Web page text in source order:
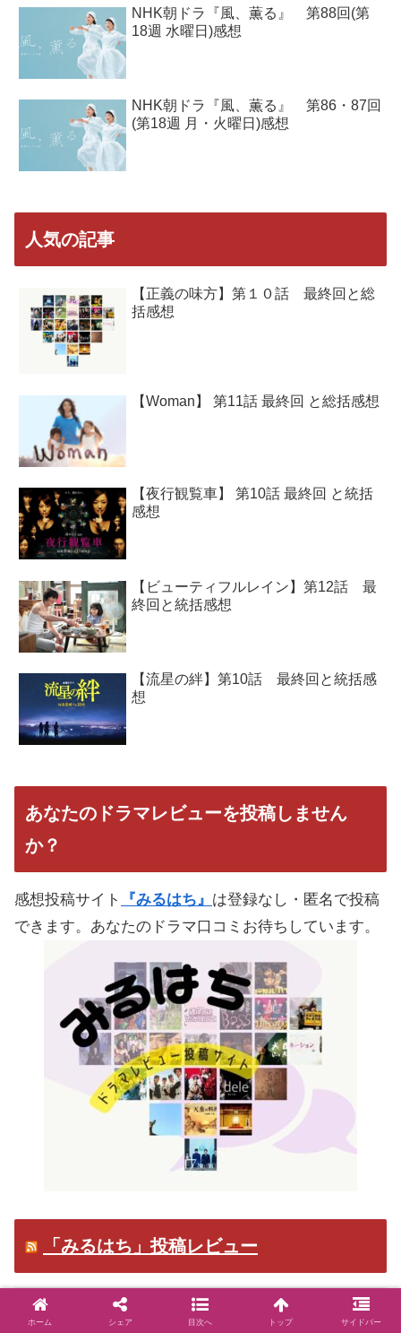
NHK朝ドラ『風、薫る』 第88回(第
18週 水曜日)感想
NHK朝ドラ『風、薫る』 第86・87回
(第18週 月・火曜日)感想
人気の記事
【正義の味方】第１０話 最終回と総
括感想
【Woman】 第11話 最終回 と総括感想
【夜行観覧車】 第10話 最終回 と統括
感想
【ビューティフルレイン】第12話 最
終回と統括感想
【流星の絆】第10話 最終回と統括感
想
あなたのドラマレビューを投稿しません
か？
感想投稿サイト 『みるはち』 は登録なし・匿名で投稿
できます。あなたのドラマ口コミお待ちしています。
「みるはち」投稿レビュー
くう より 『一次元の挿し木』 へのコメント
ホーム シェア 目次へ トップ サイドバー